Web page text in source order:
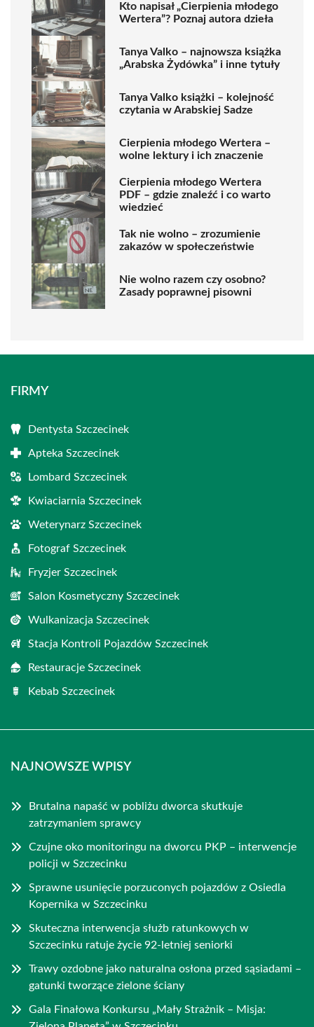
Kto napisał „Cierpienia młodego
Wertera”? Poznaj autora dzieła
Tanya Valko – najnowsza książka
„Arabska Żydówka” i inne tytuły
Tanya Valko książki – kolejność
czytania w Arabskiej Sadze
Cierpienia młodego Wertera –
wolne lektury i ich znaczenie
Cierpienia młodego Wertera
PDF – gdzie znaleźć i co warto
wiedzieć
Tak nie wolno – zrozumienie
zakazów w społeczeństwie
Nie wolno razem czy osobno?
Zasady poprawnej pisowni
FIRMY
Dentysta Szczecinek
Apteka Szczecinek
Lombard Szczecinek
Kwiaciarnia Szczecinek
Weterynarz Szczecinek
Fotograf Szczecinek
Fryzjer Szczecinek
Salon Kosmetyczny Szczecinek
Wulkanizacja Szczecinek
Stacja Kontroli Pojazdów Szczecinek
Restauracje Szczecinek
Kebab Szczecinek
NAJNOWSZE WPISY
Brutalna napaść w pobliżu dworca skutkuje
zatrzymaniem sprawcy
Czujne oko monitoringu na dworcu PKP – interwencje
policji w Szczecinku
Sprawne usunięcie porzuconych pojazdów z Osiedla
Kopernika w Szczecinku
Skuteczna interwencja służb ratunkowych w
Szczecinku ratuje życie 92-letniej seniorki
Trawy ozdobne jako naturalna osłona przed sąsiadami –
gatunki tworzące zielone ściany
Gala Finałowa Konkursu „Mały Strażnik – Misja: